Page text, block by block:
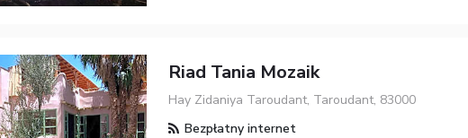
Riad Tania Mozaik
Hay Zidaniya Taroudant, Taroudant, 83000
Bezpłatny internet